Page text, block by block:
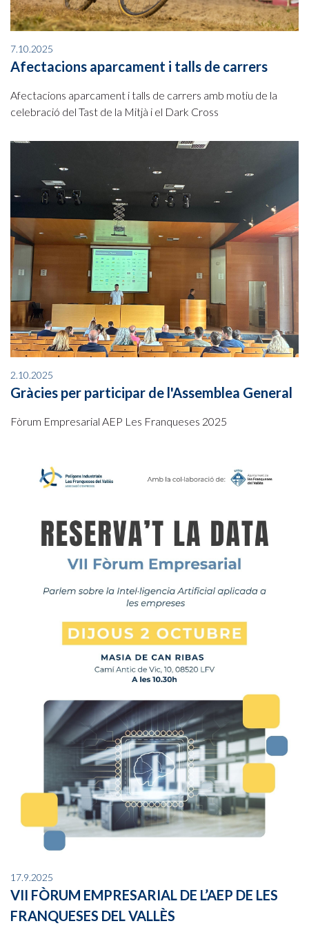
7.10.2025
Afectacions aparcament i talls de carrers
Afectacions aparcament i talls de carrers amb motiu de la
celebració del Tast de la Mitjà i el Dark Cross
2.10.2025
Gràcies per participar de l'Assemblea General
Fòrum Empresarial AEP Les Franqueses 2025
17.9.2025
VII FÒRUM EMPRESARIAL DE L’AEP DE LES
FRANQUESES DEL VALLÈS